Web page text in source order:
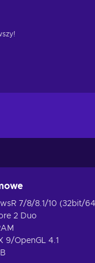
7/8/8.1/10 (32bit/
2 Duo
9/OpenGL 4.1